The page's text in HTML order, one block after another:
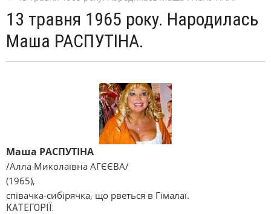
13 травня 1965 року. Народилась
Маша РАСПУТІНА.
Маша РАСПУТІНА
/Алла Миколаївна АГЄЄВА/
(1965),
співачка-сибірячка, що рветься в Гімалаї.
КАТЕГОРІЇ: